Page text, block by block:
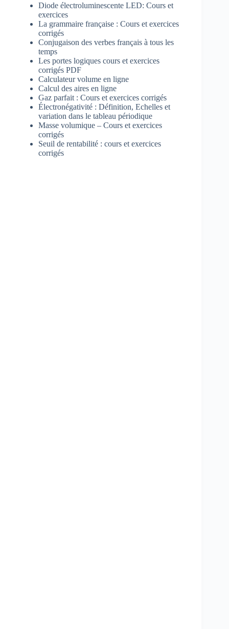
Diode électroluminescente LED: Cours et
exercices
La grammaire française : Cours et exercices
corrigés
Conjugaison des verbes français à tous les
temps
Les portes logiques cours et exercices
corrigés PDF
Calculateur volume en ligne
Calcul des aires en ligne
Gaz parfait : Cours et exercices corrigés
Électronégativité : Définition, Echelles et
variation dans le tableau périodique
Masse volumique – Cours et exercices
corrigés
Seuil de rentabilité : cours et exercices
corrigés